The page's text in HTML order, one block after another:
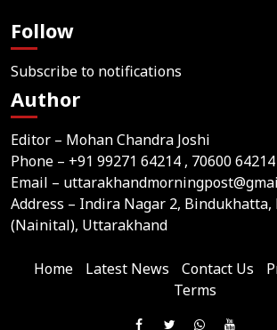
Follow
Subscribe to notifications
Author
Editor – Mohan Chandra Joshi
Phone – +91 99271 64214 , 70600 64214
Email –
Address – Indira Nagar 2, Bindukhatta,
(Nainital), Uttarakhand
Home Latest News Contact Us
Terms
Like FollowJoin